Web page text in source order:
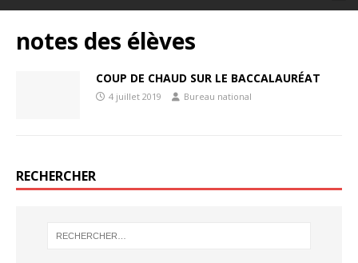
notes des élèves
COUP DE CHAUD SUR LE BACCALAURÉAT
4 juillet 2019 Bureau national
RECHERCHER